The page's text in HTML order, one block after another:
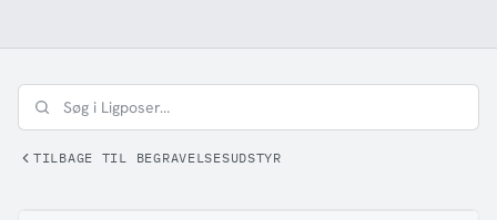
TILBAGE TIL BEGRAVELSESUDSTYR